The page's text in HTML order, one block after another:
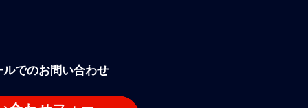
ルでのお問い合わせ